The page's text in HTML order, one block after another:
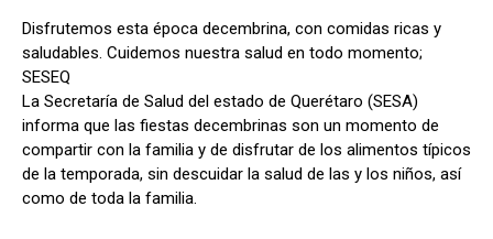
Disfrutemos esta época decembrina, con comidas ricas y
saludables. Cuidemos nuestra salud en todo momento;
SESEQ
La Secretaría de Salud del estado de Querétaro (SESA)
informa que las fiestas decembrinas son un momento de
compartir con la familia y de disfrutar de los alimentos típicos
de la temporada, sin descuidar la salud de las y los niños, así
como de toda la familia.